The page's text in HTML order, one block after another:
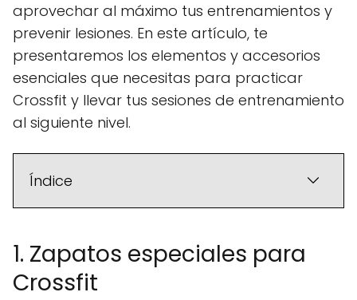
aprovechar al máximo tus entrenamientos y
prevenir lesiones. En este artículo, te
presentaremos los elementos y accesorios
esenciales que necesitas para practicar
Crossfit y llevar tus sesiones de entrenamiento
al siguiente nivel.
Índice
1. Zapatos especiales para
Crossfit